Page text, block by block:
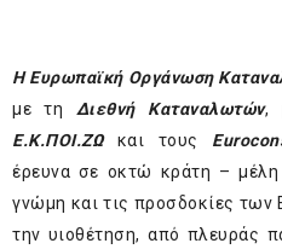
Η Ευρωπαϊκή Οργάνωση
με τη Διεθνή Καταναλωτών,
Ε.Κ.ΠΟΙ.ΖΩκαι τους
έρευνα σε οκτώ κράτη – μέλη
γνώμη και τις προσδοκίες
την υιοθέτηση, από πλευράς